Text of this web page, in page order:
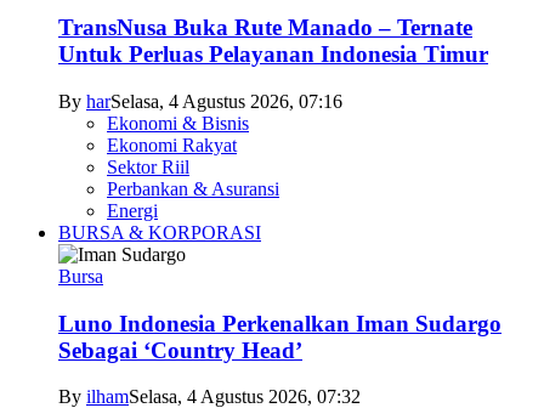
TransNusa Buka Rute Manado – Ternate
Untuk Perluas Pelayanan Indonesia Timur
By harSelasa, 4 Agustus 2026, 07:16
Ekonomi & Bisnis
Ekonomi Rakyat
Sektor Riil
Perbankan & Asuransi
Energi
BURSA & KORPORASI
Bursa
Luno Indonesia Perkenalkan Iman Sudargo
Sebagai ‘Country Head’
By ilhamSelasa, 4 Agustus 2026, 07:32